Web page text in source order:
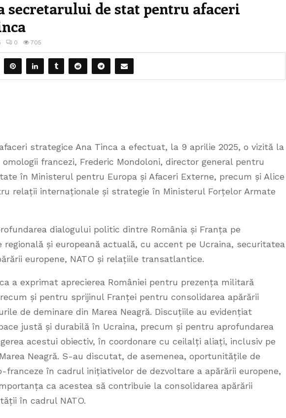
secretarului de stat pentru afaceri
0 705
strategice Ana Tinca a efectuat, la 9 aprilie 2025, o vizită la
francezi, Frederic Mondoloni, director general pentru
în Ministerul pentru Europa și Afaceri Externe, precum și Alice
relații internaționale și strategie în Ministerul Forțelor Armate
dialogului politic dintre România și Franța pe
și europeană actuală, cu accent pe Ucraina, securitatea
europene, NATO și relațiile transatlantice.
a exprimat aprecierea României pentru prezența militară
și pentru sprijinul Franței pentru consolidarea apărării
de deminare din Marea Neagră. Discuțiile au evidențiat
justă și durabilă în Ucraina, precum și pentru aprofundarea
acestui obiectiv, în coordonare cu ceilalți aliați, inclusiv pe
Neagră. S-au discutat, de asemenea, oportunitățile de
franceze în cadrul inițiativelor de dezvoltare a apărării europene,
ca acestea să contribuie la consolidarea apărării
în cadrul NATO.